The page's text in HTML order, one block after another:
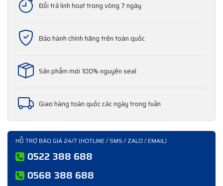
Đổi trả linh hoạt trong vòng 7 ngày
Bảo hành chính hãng trên toàn quốc
Sản phẩm mới 100% nguyên seal
Giao hàng toàn quốc các ngày trong tuần
HỖ TRỢ BÁO GIÁ 24/7 (HOTLINE / SMS / ZALO / EMAIL)
0522 388 688
0568 388 688